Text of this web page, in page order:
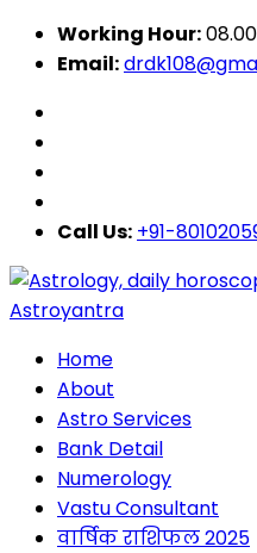
Working Hour:
Email:
Call Us: +91-
Home
About
Astro Services
Bank Detail
Numerology
Vastu Consultant
वार्षिक राशिफल 2025